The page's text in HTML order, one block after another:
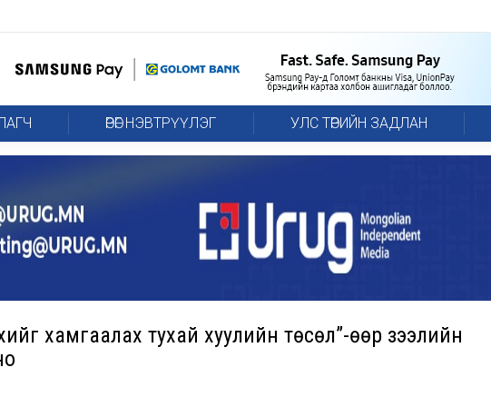
ӨРӨГ НЭВТРҮҮЛЭГ УЛС ТӨРИЙН ЗАДЛАН
хамгаалах тухай хуулийн төсөл”-өөр зээлийн